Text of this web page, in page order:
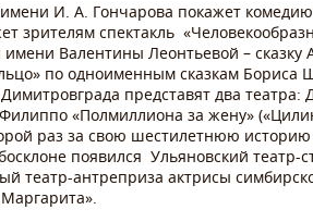
И. А. Гончарова покажет
зрителям спектакль
имени Валентины Леонтьевой –
по одноименным сказкам Бориса
представят два
«Полмиллиона за жену»
раз за свою шестилетнюю
появился Ульяновский театр-
театр-антреприза актрисы